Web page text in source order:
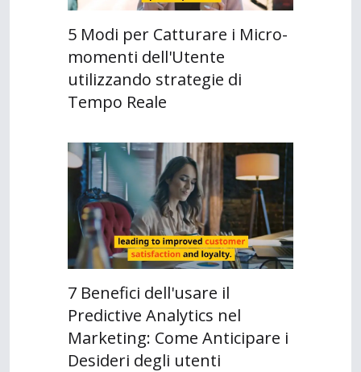
5 Modi per Catturare i Micro-
momenti dell'Utente
utilizzando strategie di
Tempo Reale
7 Benefici dell'usare il
Predictive Analytics nel
Marketing: Come Anticipare i
Desideri degli utenti